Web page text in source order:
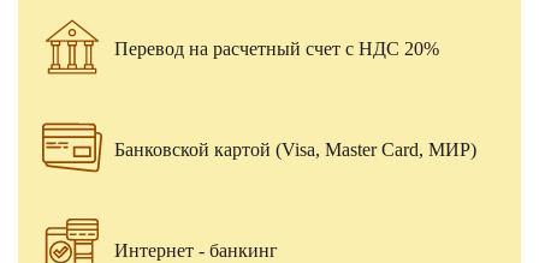
Перевод на расчетный счет с НДС 20%
Банковской картой (Visa, Master Card, МИР)
Интернет - банкинг